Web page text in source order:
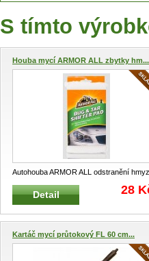
S tímto
Houba mycí ARMOR ALL zbytky hm...
Autohouba ARMOR ALL odstranění
a asfaltu Speciální houba na ods
...
Detail 28
Kartáč mycí průtokový FL 60 cm...